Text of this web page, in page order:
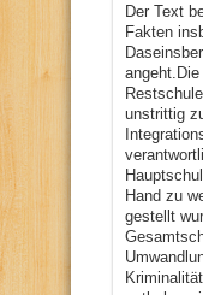
Der Text
Fakten
unstrittig
Hand zu
gestellt